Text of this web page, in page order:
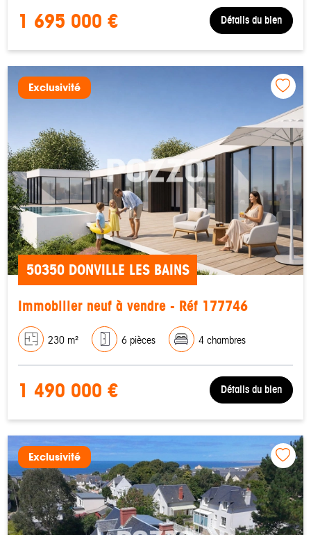
1 695 000 € Détails du bien
Exclusivité
50350 DONVILLE LES BAINS
Immobilier neuf à vendre - Réf 177746
230 m² 6 pièces 4 chambres
1 490 000 € Détails du bien
Exclusivité